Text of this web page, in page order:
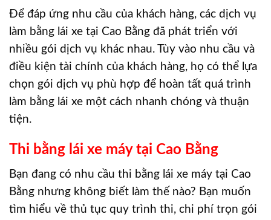
Để đáp ứng nhu cầu của khách hàng, các dịch vụ
làm bằng lái xe tại Cao Bằng đã phát triển với
nhiều gói dịch vụ khác nhau. Tùy vào nhu cầu và
điều kiện tài chính của khách hàng, họ có thể lựa
chọn gói dịch vụ phù hợp để hoàn tất quá trình
làm bằng lái xe một cách nhanh chóng và thuận
tiện.
Thi bằng lái xe máy tại Cao Bằng
Bạn đang có nhu cầu thi bằng lái xe máy tại Cao
Bằng nhưng không biết làm thế nào? Bạn muốn
tìm hiểu về thủ tục quy trình thi, chi phí trọn gói